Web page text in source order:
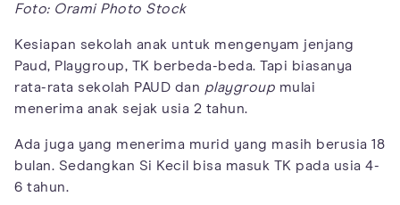
Foto: Orami Photo Stock
Kesiapan sekolah anak untuk mengenyam jenjang
Paud, Playgroup, TK berbeda-beda. Tapi biasanya
rata-rata sekolah PAUD dan playgroup mulai
menerima anak sejak usia 2 tahun.
Ada juga yang menerima murid yang masih berusia 18
bulan. Sedangkan Si Kecil bisa masuk TK pada usia 4-
6 tahun.